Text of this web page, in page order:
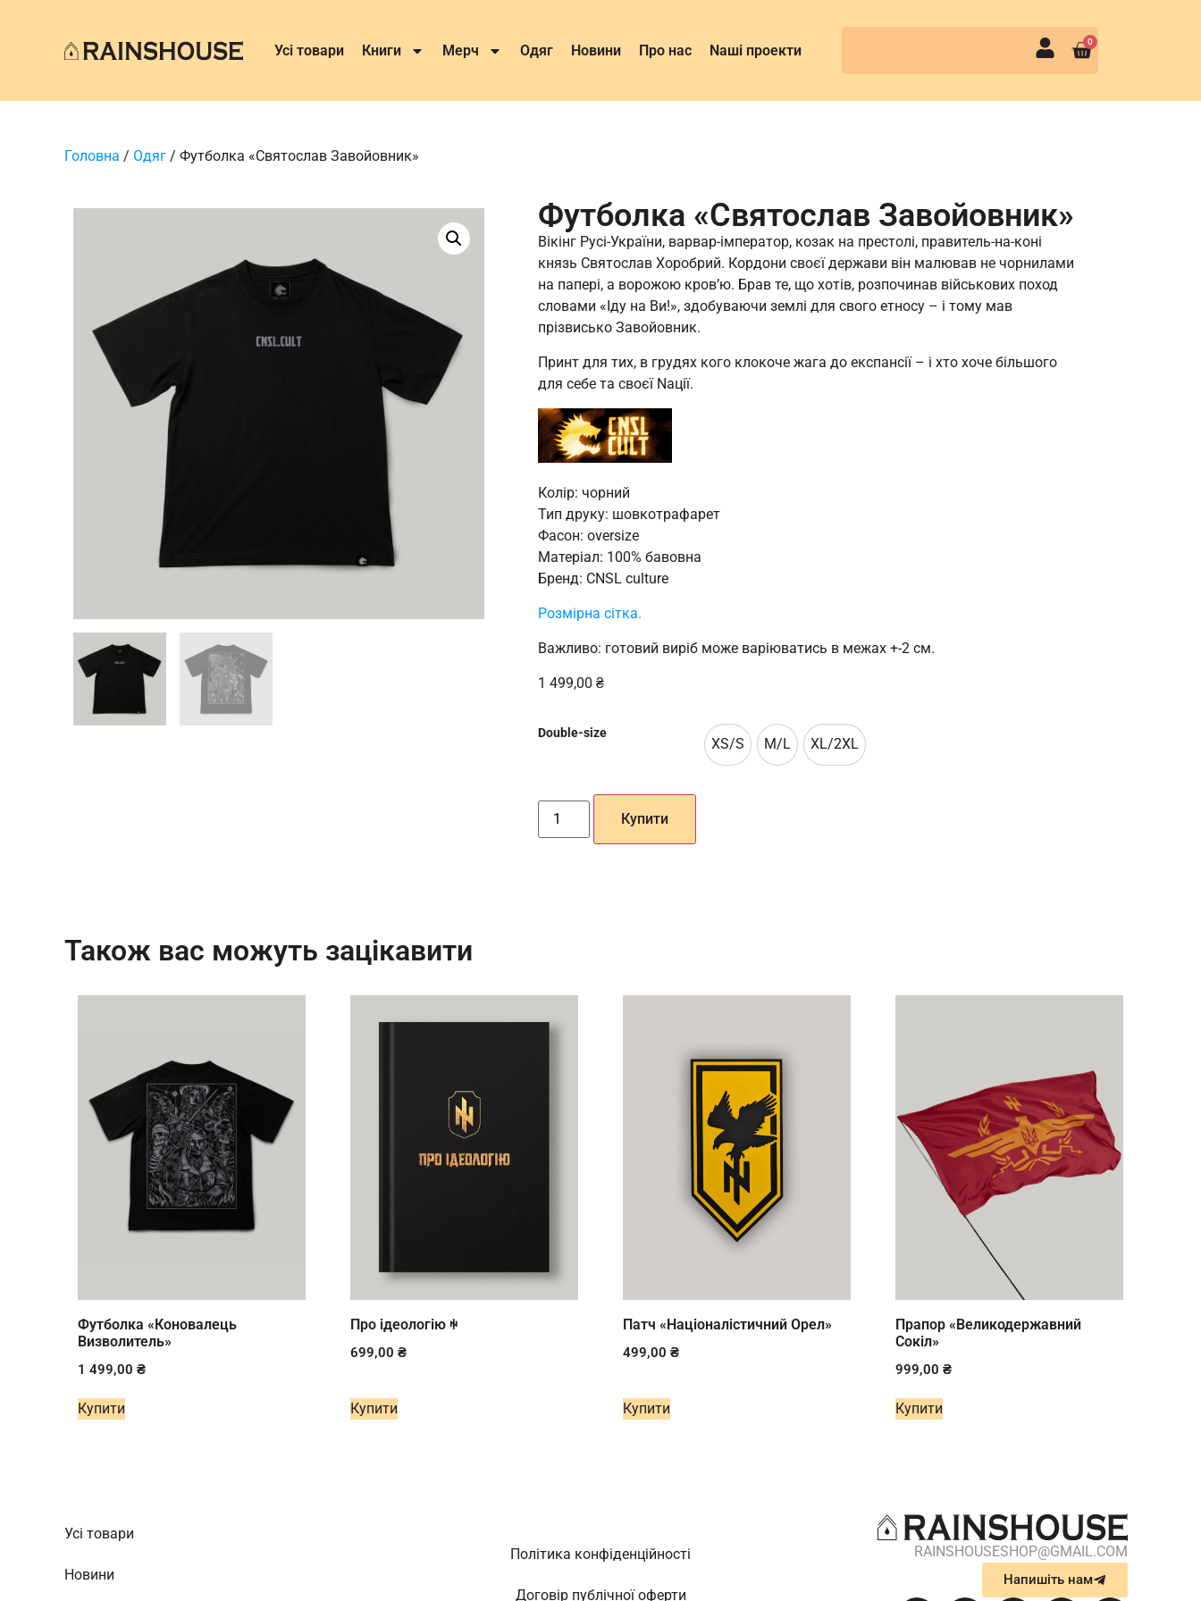
Усі товари Книги Мерч Одяг Новини Про нас Nаші проекти 0
Головна / Одяг / Футболка «Святослав Завойовник»
Футболка «Святослав Завойовник»
Вікінг Русі-України, варвар-імператор, козак на престолі, правитель-на-коні
князь Святослав Хоробрий. Кордони своєї держави він малював не чорнилами
на папері, а ворожою кровʼю. Брав те, що хотів, розпочинав військових поход
словами «Іду на Ви!», здобуваючи землі для свого етносу – і тому мав
прізвисько Завойовник.
Принт для тих, в грудях кого клокоче жага до експансії – і хто хоче більшого
для себе та своєї Nації.
Колір: чорний
Тип друку: шовкотрафарет
Фасон: oversize
Матеріал: 100% бавовна
Бренд: CNSL culture
Розмірна cітка.
Важливо: готовий виріб може варіюватись в межах +-2 см.
1 499,00 ₴
Double-size
XS/S
XS/S
M/L
M/L
XL/2XL
XL/2XL
Купити
Також вас можуть зацікавити
Футболка «Коновалець
Визволитель»
1 499,00 ₴
Купити
Про ідеологію ꑭ
699,00 ₴
Купити
Патч «Націоналістичний Орел»
499,00 ₴
Купити
Прапор «Великодержавний
Сокіл»
999,00 ₴
Купити
Усі товари
Новини
Політика конфіденційності
Договір публічної оферти
RAINSHOUSESHOP@GMAIL.COM
Напишіть нам